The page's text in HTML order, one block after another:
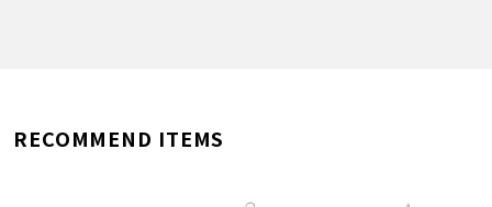
RECOMMEND ITEMS